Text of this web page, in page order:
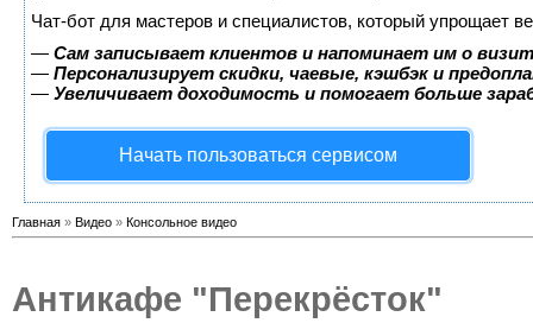
Чат-бот для мастеров и специалистов, который упрощает
— Сам записывает клиентов и напоминает им о
— Персонализирует скидки, чаевые, кэшбэк и
— Увеличивает доходимость и помогает больше
Начать пользоваться сервисом
Главная » Видео » Консольное видео
Антикафе "Перекрёсток"